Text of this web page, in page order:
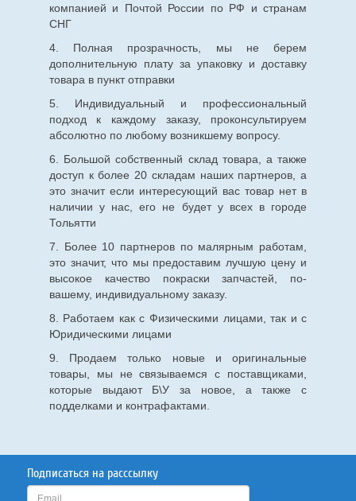
компанией и Почтой России по РФ и странам
СНГ
4. Полная прозрачность, мы не берем
дополнительную плату за упаковку и доставку
товара в пункт отправки
5. Индивидуальный и профессиональный
подход к каждому заказу, проконсультируем
абсолютно по любому возникшему вопросу.
6. Большой собственный склад товара, а также
доступ к более 20 складам наших партнеров, а
это значит если интересующий вас товар нет в
наличии у нас, его не будет у всех в городе
Тольятти
7. Более 10 партнеров по малярным работам,
это значит, что мы предоставим лучшую цену и
высокое качество покраски запчастей, по-
вашему, индивидуальному заказу.
8. Работаем как с Физическими лицами, так и с
Юридическими лицами
9. Продаем только новые и оригинальные
товары, мы не связываемся с поставщиками,
которые выдают Б\У за новое, а также с
подделками и контрафактами.
Подписаться на расссылку